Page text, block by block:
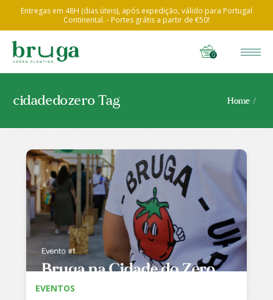
Entregas em 48H (dias úteis), após expedição, válido para Portugal
Continental. - Portes grátis a partir de €50!
0
cidadedozero Tag Home
EVENTOS